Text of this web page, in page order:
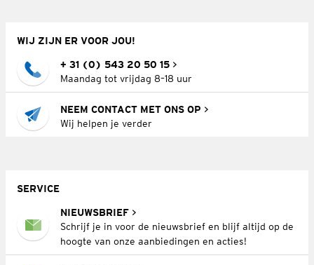
WIJ ZIJN ER VOOR JOU!
+ 31 (0) 543 20 50 15
Maandag tot vrijdag 8–18 uur
NEEM CONTACT MET ONS OP
Wij helpen je verder
SERVICE
NIEUWSBRIEF
Schrijf je in voor de nieuwsbrief en blijf altijd op de
hoogte van onze aanbiedingen en acties!